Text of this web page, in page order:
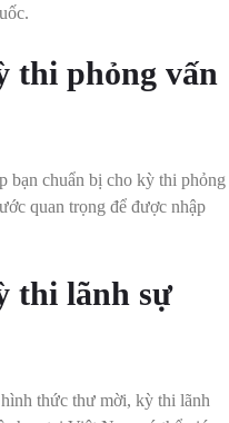
thi phỏng vấn
bạn chuẩn bị cho kỳ thi phỏng
quan trọng để được nhập
thi lãnh sự
thức thư mời, kỳ thi lãnh